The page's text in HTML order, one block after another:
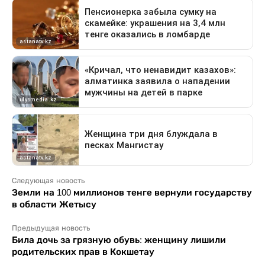
Следующая новость
Земли на 100 миллионов тенге вернули государству
в области Жетысу
Предыдущая новость
Била дочь за грязную обувь: женщину лишили
родительских прав в Кокшетау